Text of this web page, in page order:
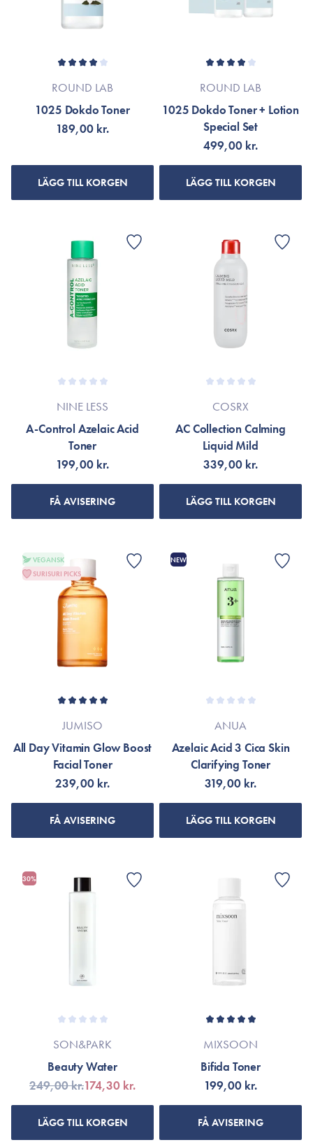
ROUND LAB
1025 Dokdo Toner
189,00 kr.
LÄGG TILL KORGEN
ROUND LAB
1025 Dokdo Toner + Lotion
Special Set
499,00 kr.
LÄGG TILL KORGEN
NINE LESS
A-Control Azelaic Acid
Toner
199,00 kr.
FÅ AVISERING
COSRX
AC Collection Calming
Liquid Mild
339,00 kr.
LÄGG TILL KORGEN
VEGANSK
SURISURI PICKS
JUMISO
All Day Vitamin Glow Boost
Facial Toner
239,00 kr.
FÅ AVISERING
NEW
ANUA
Azelaic Acid 3 Cica Skin
Clarifying Toner
319,00 kr.
LÄGG TILL KORGEN
30%
SON&PARK
Beauty Water
249,00 kr.174,30 kr.
LÄGG TILL KORGEN
MIXSOON
Bifida Toner
199,00 kr.
FÅ AVISERING